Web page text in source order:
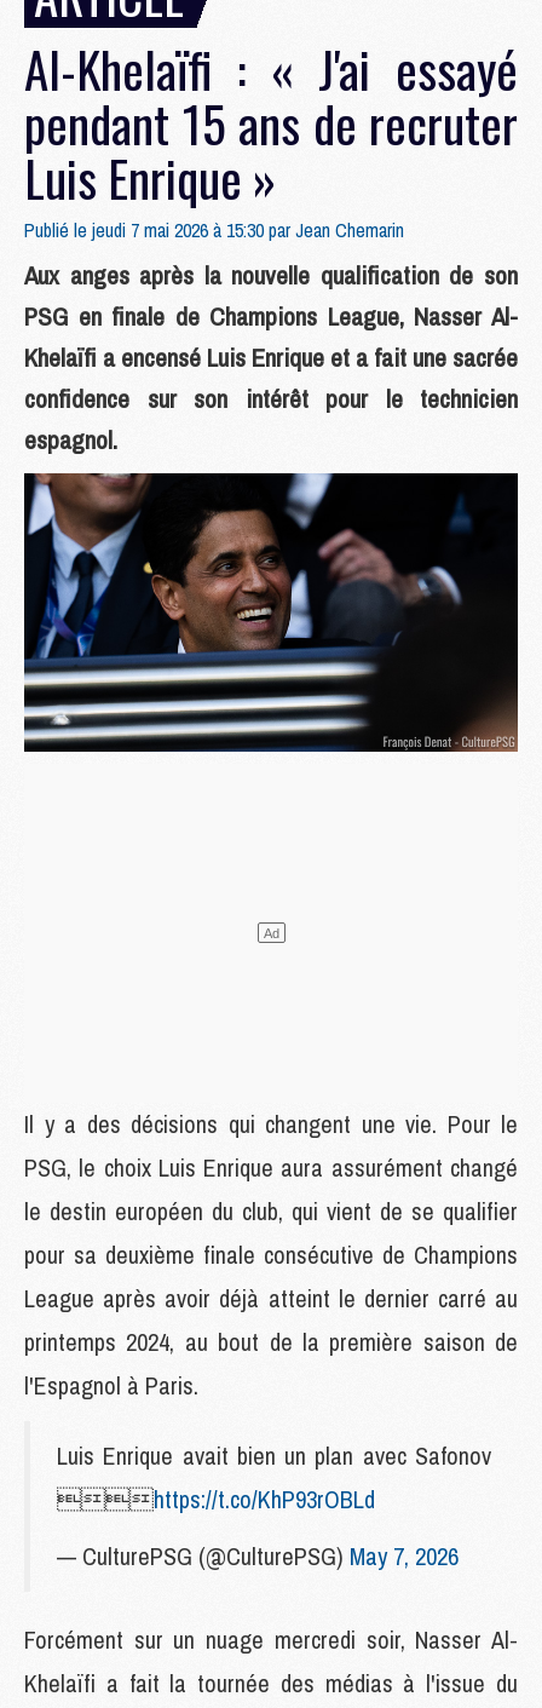
Al-Khelaïfi : « J'ai essayé
pendant 15 ans de recruter
Luis Enrique »
Publié le jeudi 7 mai 2026 à 15:30 parJean Chemarin
Aux anges après la nouvelle qualification de son
PSG en finale de Champions League, Nasser Al-
Khelaïfi a encensé Luis Enrique et a fait une sacrée
confidence sur son intérêt pour le technicien
espagnol.
Il y a des décisions qui changent une vie. Pour le
PSG, le choix Luis Enrique aura assurément changé
le destin européen du club, qui vient de se qualifier
pour sa deuxième finale consécutive de Champions
League après avoir déjà atteint le dernier carré au
printemps 2024, au bout de la première saison de
l'Espagnol à Paris.
Luis Enrique avait bien un plan avec Safonov
https://t.co/KhP93rOBLd
— CulturePSG (@CulturePSG) May 7, 2026
Forcément sur un nuage mercredi soir, Nasser Al-
Khelaïfi a fait la tournée des médias à l'issue du